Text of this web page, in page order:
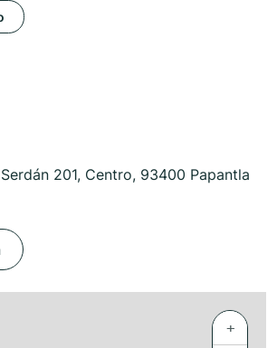
201, Centro, 93400 Papantla
+